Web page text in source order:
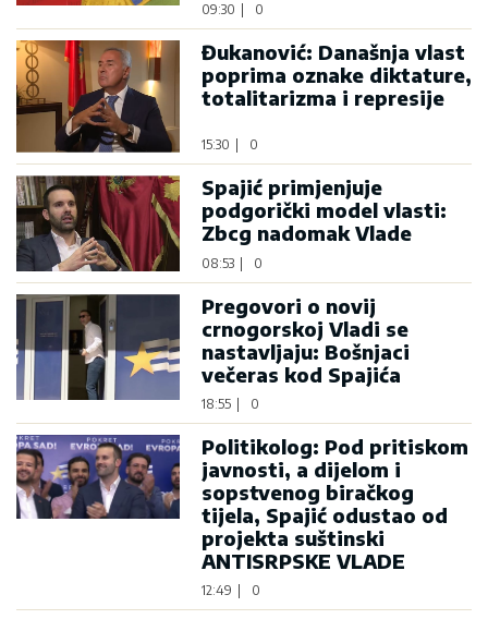
09:30 0
Đukanović: Današnja vlast
poprima oznake diktature,
totalitarizma i represije
15:30 0
Spajić primjenjuje
podgorički model vlasti:
Zbcg nadomak Vlade
08:53 0
Pregovori o novij
crnogorskoj Vladi se
nastavljaju: Bošnjaci
večeras kod Spajića
18:55 0
Politikolog: Pod pritiskom
javnosti, a dijelom i
sopstvenog biračkog
tijela, Spajić odustao od
projekta suštinski
ANTISRPSKE VLADE
12:49 0